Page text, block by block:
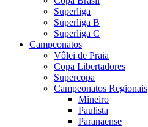
Superliga
Superliga B
Superliga C
Campeonatos
Vôlei de Praia
Copa Libertadores
Supercopa
Campeonatos Regionais
Mineiro
Paulista
Paranaense